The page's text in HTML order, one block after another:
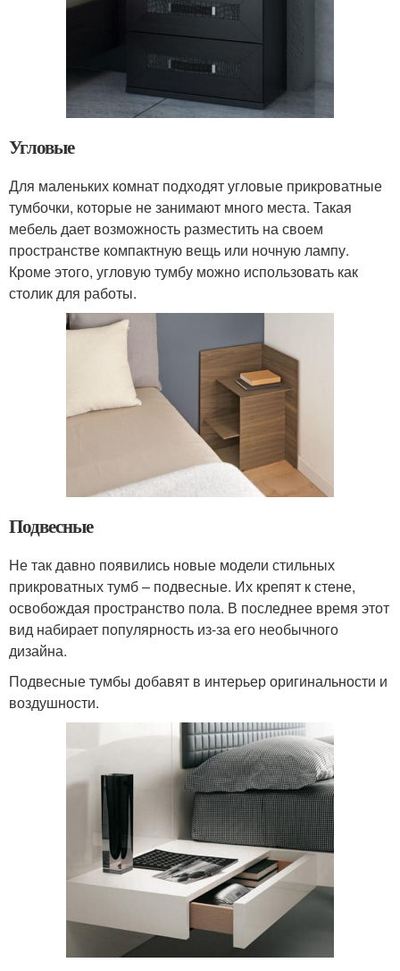
Угловые
Для маленьких комнат подходят угловые прикроватные
тумбочки, которые не занимают много места. Такая
мебель дает возможность разместить на своем
пространстве компактную вещь или ночную лампу.
Кроме этого, угловую тумбу можно использовать как
столик для работы.
Подвесные
Не так давно появились новые модели стильных
прикроватных тумб – подвесные. Их крепят к стене,
освобождая пространство пола. В последнее время этот
вид набирает популярность из-за его необычного
дизайна.
Подвесные тумбы добавят в интерьер оригинальности и
воздушности.